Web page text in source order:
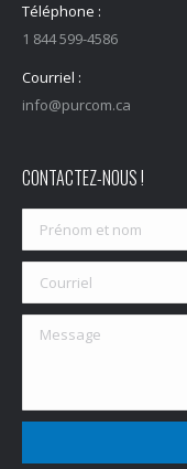
Téléphone :
1 844 599-4586
Courriel :
info@purcom.ca
CONTACTEZ-NOUS !